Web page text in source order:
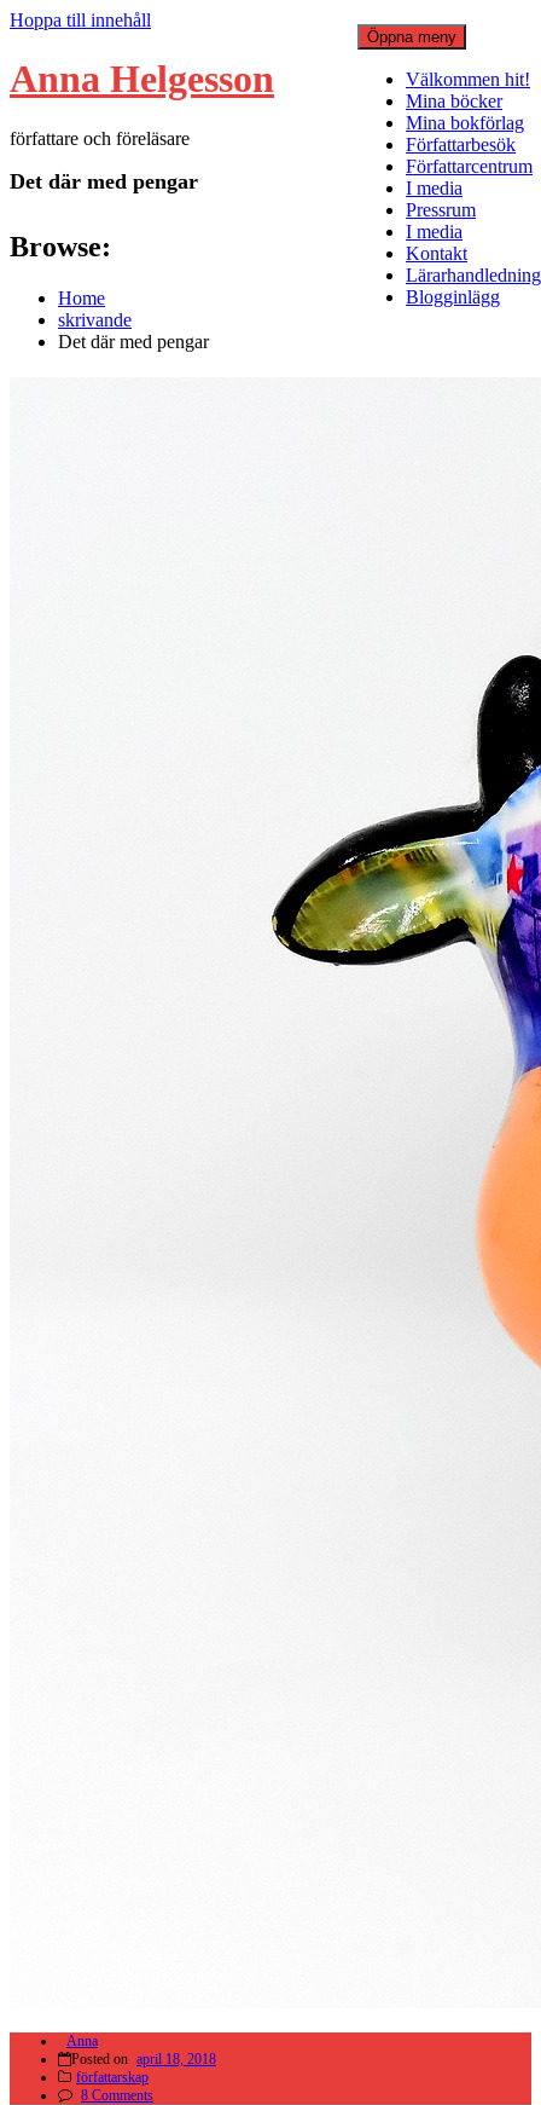
Hoppa till innehåll
Anna Helgesson
författare och föreläsare
Öppna meny
Välkommen hit!
Mina böcker
Mina bokförlag
Författarbesök
Författarcentrum
I media
Pressrum
I media
Kontakt
Lärarhandledning
Blogginlägg
Det där med pengar
Browse:
Home
skrivande
Det där med pengar
Anna
Posted on april 18, 2018
författarskap
8 Comments